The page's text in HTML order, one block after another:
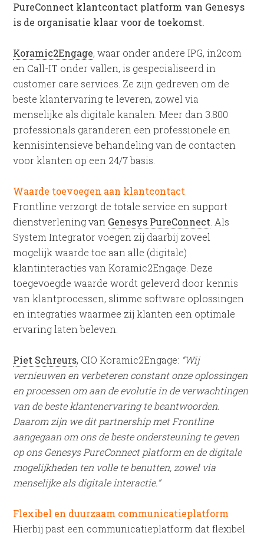
PureConnect klantcontact platform van Genesys
is de organisatie klaar voor de toekomst.
Koramic2Engage, waar onder andere IPG, in2com
en Call-IT onder vallen, is gespecialiseerd in
customer care services. Ze zijn gedreven om de
beste klantervaring te leveren, zowel via
menselijke als digitale kanalen. Meer dan 3.800
professionals garanderen een professionele en
kennisintensieve behandeling van de contacten
voor klanten op een 24/7 basis.
Waarde toevoegen aan klantcontact
Frontline verzorgt de totale service en support
dienstverlening van Genesys PureConnect . Als
System Integrator voegen zij daarbij zoveel
mogelijk waarde toe aan alle (digitale)
klantinteracties van Koramic2Engage. Deze
toegevoegde waarde wordt geleverd door kennis
van klantprocessen, slimme software oplossingen
en integraties waarmee zij klanten een optimale
ervaring laten beleven.
Piet Schreurs, CIO Koramic2Engage: “Wij
vernieuwen en verbeteren constant onze oplossingen
en processen om aan de evolutie in de verwachtingen
van de beste klantenervaring te beantwoorden.
Daarom zijn we dit partnership met Frontline
aangegaan om ons de beste ondersteuning te geven
op ons Genesys PureConnect platform en de digitale
mogelijkheden ten volle te benutten, zowel via
menselijke als digitale interactie.”
Flexibel en duurzaam communicatieplatform
Hierbij past een communicatieplatform dat flexibel